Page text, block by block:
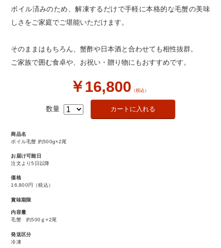
ボイル済みのため、解凍するだけで手軽に本格的な毛蟹の美味
しさをご家庭でご堪能いただけます。
そのままはもちろん、蟹酢や日本酒と合わせても相性抜群。
ご家族で囲む食卓や、お祝い・贈り物にもおすすめです。
￥16,800 （税込）
数量
商品名
ボイル毛蟹 約500g×2尾
お届け可能日
注文より5日以降
価格
16,800円
（税込）
賞味期限
内容量
毛蟹 約500ｇ×2尾
発送区分
冷凍